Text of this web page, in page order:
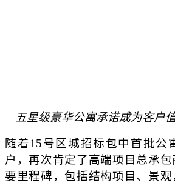
五星级豪华公寓承诺成为客户
随着15号区城招标包中首批公
户，再次肯定了高端项目总承
要里程碑，包括结构项目、景